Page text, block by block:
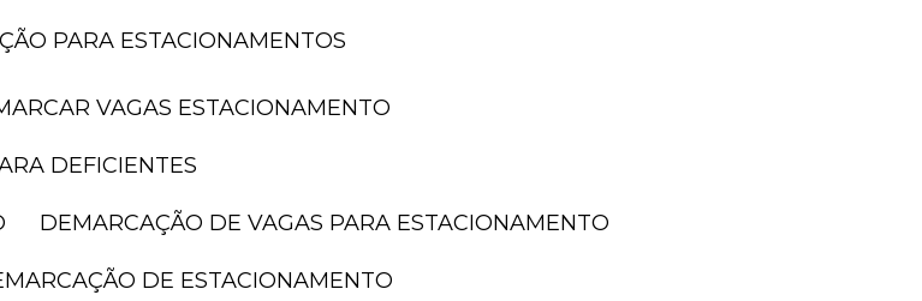
PARA ESTACIONAMENTOS
VAGAS ESTACIONAMENTO
DEFICIENTES
DEMARCAÇÃO DE VAGAS PARA ESTACIONAMENTO
DE ESTACIONAMENTO